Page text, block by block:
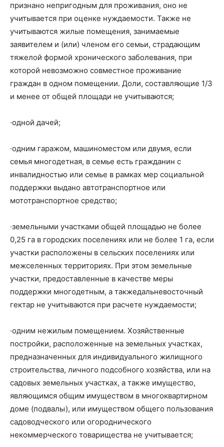
признано непригодным для проживания, оно не
учитывается при оценке нуждаемости. Также не
учитываются жилые помещения, занимаемые
заявителем и (или) членом его семьи, страдающим
тяжелой формой хронического заболевания, при
которой невозможно совместное проживание
граждан в одном помещении. Доли, составляющие 1/3
и менее от общей площади не учитываются;
·одной дачей;
·одним гаражом, машиноместом или двумя, если
семья многодетная, в семье есть гражданин с
инвалидностью или семье в рамках мер социальной
поддержки выдано автотранспортное или
мототранспортное средство;
·земельными участками общей площадью не более
0,25 га в городских поселениях или не более 1 га, если
участки расположены в сельских поселениях или
межселенных территориях. При этом земельные
участки, предоставленные в качестве меры
поддержки многодетным, а такжедальневосточный
гектар не учитываются при расчете нуждаемости;
·одним нежилым помещением. Хозяйственные
постройки, расположенные на земельных участках,
предназначенных для индивидуального жилищного
строительства, личного подсобного хозяйства, или на
садовых земельных участках, а также имущество,
являющимся общим имуществом в многоквартирном
доме (подвалы), или имуществом общего пользования
садоводческого или огороднического
некоммерческого товарищества не учитывается;